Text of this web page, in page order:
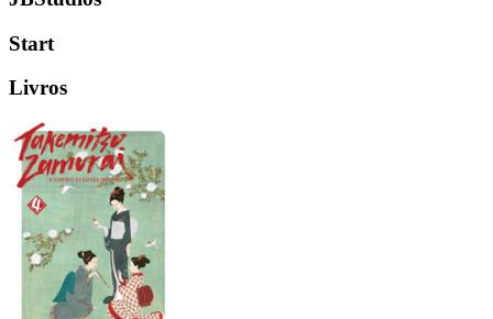
Start
Livros